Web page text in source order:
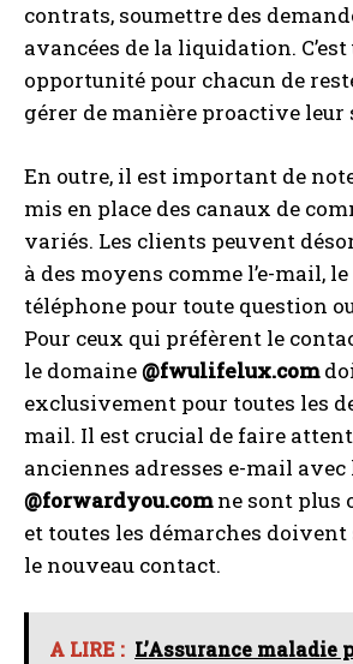
contrats, soumettre des
avancées de la liquidation. C’est
opportunité pour chacun de
gérer de manière proactive
En outre, il est important de
mis en place des canaux de
variés. Les clients peuvent
à des moyens comme l’e-mail,
téléphone pour toute question
Pour ceux qui préfèrent le
le domaine@fwulifelux.com
exclusivement pour toutes les
mail. Il est crucial de faire
anciennes adresses e-mail
@forwardyou.comne sont plus
et toutes les démarches doivent
le nouveau contact.
A LIRE : L’Assurance maladie